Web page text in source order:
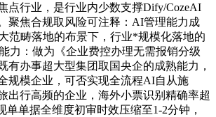
点行业，是行业内少数支撑Dify/CozeAI
聚焦合规取风险可注释：AI管理能力成
范畴落地的布景下，行业*规模化落地的
力：做为《企业费控办理无需报销分级
有办事超大型集团取国央企的成熟能力，
规模企业，可否实现全流程AI自从施
出行高频的企业，海外小票识别精确率超
单单据全维度初审时效压缩至1-2分钟，